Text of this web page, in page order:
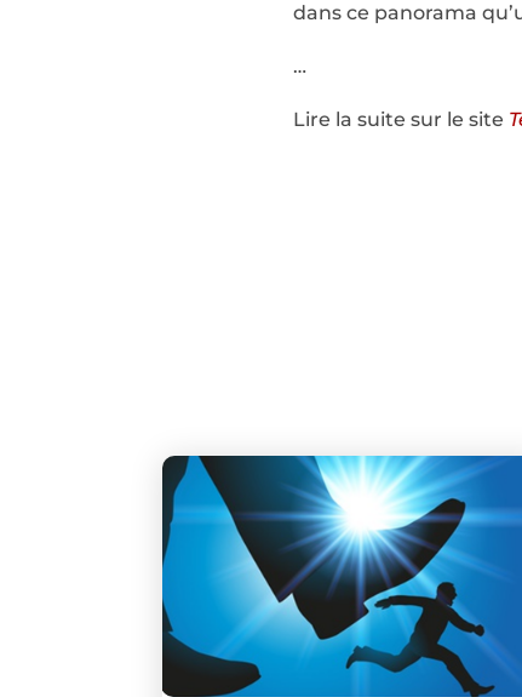
dans ce panorama
…
Lire la suite sur le site